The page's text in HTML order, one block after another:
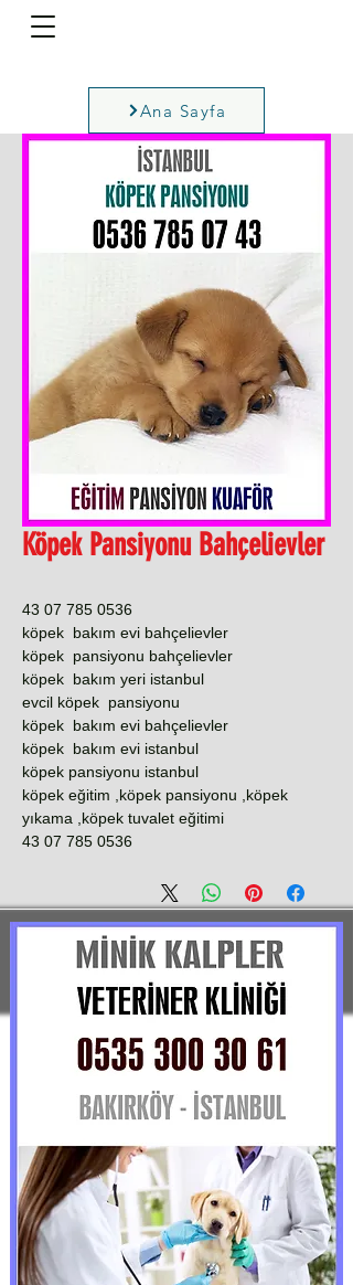
Ana Sayfa
Köpek Pansiyonu Bahçelievler
0536 785 07 43
köpek bakım evi bahçelievler
köpek pansiyonu bahçelievler
köpek bakım yeri istanbul
evcil köpek pansiyonu
köpek bakım evi bahçelievler
köpek bakım evi istanbul
köpek pansiyonu istanbul
köpek eğitim ,köpek pansiyonu ,köpek
yıkama ,köpek tuvalet eğitimi
0536 785 07 43